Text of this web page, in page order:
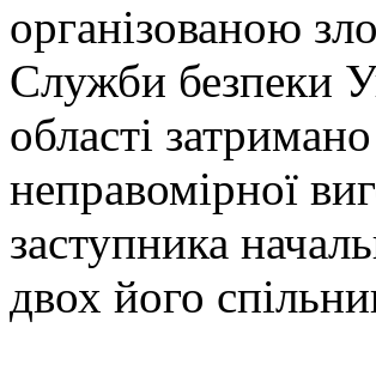
організованою
Служби безпеки
області
неправомірної
заступника
двох його